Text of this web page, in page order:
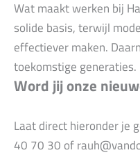
Wat maakt werken bij
solide basis, terwijl
effectiever maken.
toekomstige generaties.
Word jij onze
Laat direct hieronder je
40 70 30 of